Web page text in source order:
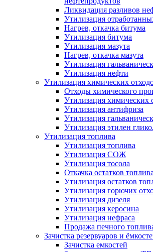
Ликвидация разливов
Утилизация
Нагрев, откачка битума
Утилизация битума
Утилизация мазута
Нагрев, откачка мазута
Утилизация
Утилизация нефти
Утилизация химических
Отходы химического
Утилизация химических
Утилизация антифриза
Утилизация
Утилизация этилен
Утилизация топлива
Утилизация топлива
Утилизация СОЖ
Утилизация тосола
Откачка остатков топлива
Утилизация остатков
Утилизация горючих
Утилизация дизеля
Утилизация керосина
Утилизация нефраса
Продажа печного
Зачистка резервуаров и
Зачистка емкостей